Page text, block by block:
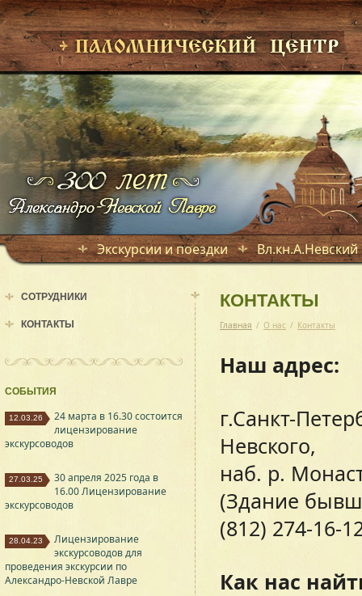
Экскурсии и поездки Вл.кн.А.Невский
СОТРУДНИКИ
КОНТАКТЫ
СОБЫТИЯ
12.03.26
24 марта в 16.30 состоится
лицензирование
экскурсоводов
27.03.25
30 апреля 2025 года в
16.00 Лицензирование
экскурсоводов
28.04.23
Лицензирование
экскурсоводов для
проведения экскурсии по
Александро-Невской Лавре
КОНТАКТЫ
Главная / О нас / Контакты
Наш адрес:
г.Санкт-
Невского,
наб. р.
(Здание
(812) 274-16-
Как нас